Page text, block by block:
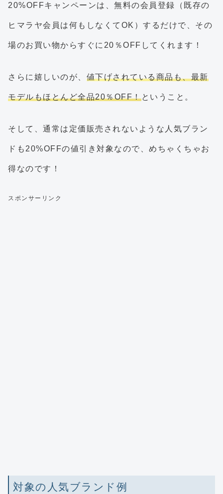
20%OFFキャンペーンは、無料の会員登録（既存の
ヒマラヤ会員は何もしなくてOK）するだけで、その
場のお買い物からすぐに20％OFFしてくれます！
さらに嬉しいのが、 値下げされている商品も、最新
モデルもほとんど全品20％OFF！ということ。
そして、通常は定価販売されないような人気ブラン
ドも20%OFFの値引き対象なので、めちゃくちゃお
得なのです！
スポンサーリンク
対象の人気ブランド例